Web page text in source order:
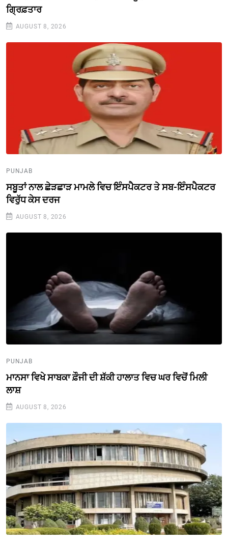
ਗ੍ਰਿਫ਼ਤਾਰ
AUGUST 8, 2026
PUNJAB
ਸਬੂਤਾਂ ਨਾਲ ਛੇੜਛਾੜ ਮਾਮਲੇ ਵਿਚ ਇੰਸਪੈਕਟਰ ਤੇ ਸਬ-ਇੰਸਪੈਕਟਰ
ਵਿਰੁੱਧ ਕੇਸ ਦਰਜ
AUGUST 8, 2026
PUNJAB
ਮਾਨਸਾ ਵਿਖੇ ਸਾਬਕਾ ਫ਼ੌਜੀ ਦੀ ਸ਼ੱਕੀ ਹਾਲਾਤ ਵਿਚ ਘਰ ਵਿਚੋਂ ਮਿਲੀ
ਲਾਸ਼
AUGUST 8, 2026